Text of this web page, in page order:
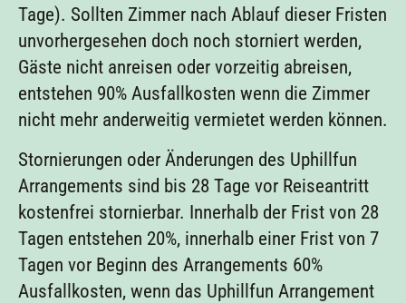
Tage). Sollten Zimmer nach Ablauf dieser Fristen
unvorhergesehen doch noch storniert werden,
Gäste nicht anreisen oder vorzeitig abreisen,
entstehen 90% Ausfallkosten wenn die Zimmer
nicht mehr anderweitig vermietet werden können.
Stornierungen oder Änderungen des Uphillfun
Arrangements sind bis 28 Tage vor Reiseantritt
kostenfrei stornierbar. Innerhalb der Frist von 28
Tagen entstehen 20%, innerhalb einer Frist von 7
Tagen vor Beginn des Arrangements 60%
Ausfallkosten, wenn das Uphillfun Arrangement